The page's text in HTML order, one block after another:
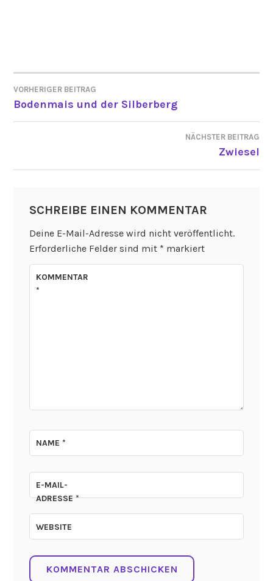
BEITRAGSNAVIGATION
VORHERIGER BEITRAG
Bodenmais und der Silberberg
NÄCHSTER BEITRAG
Zwiesel
SCHREIBE EINEN KOMMENTAR
Deine E-Mail-Adresse wird nicht veröffentlicht.
Erforderliche Felder sind mit * markiert
KOMMENTAR
*
NAME*
E-MAIL-
ADRESSE*
WEBSITE